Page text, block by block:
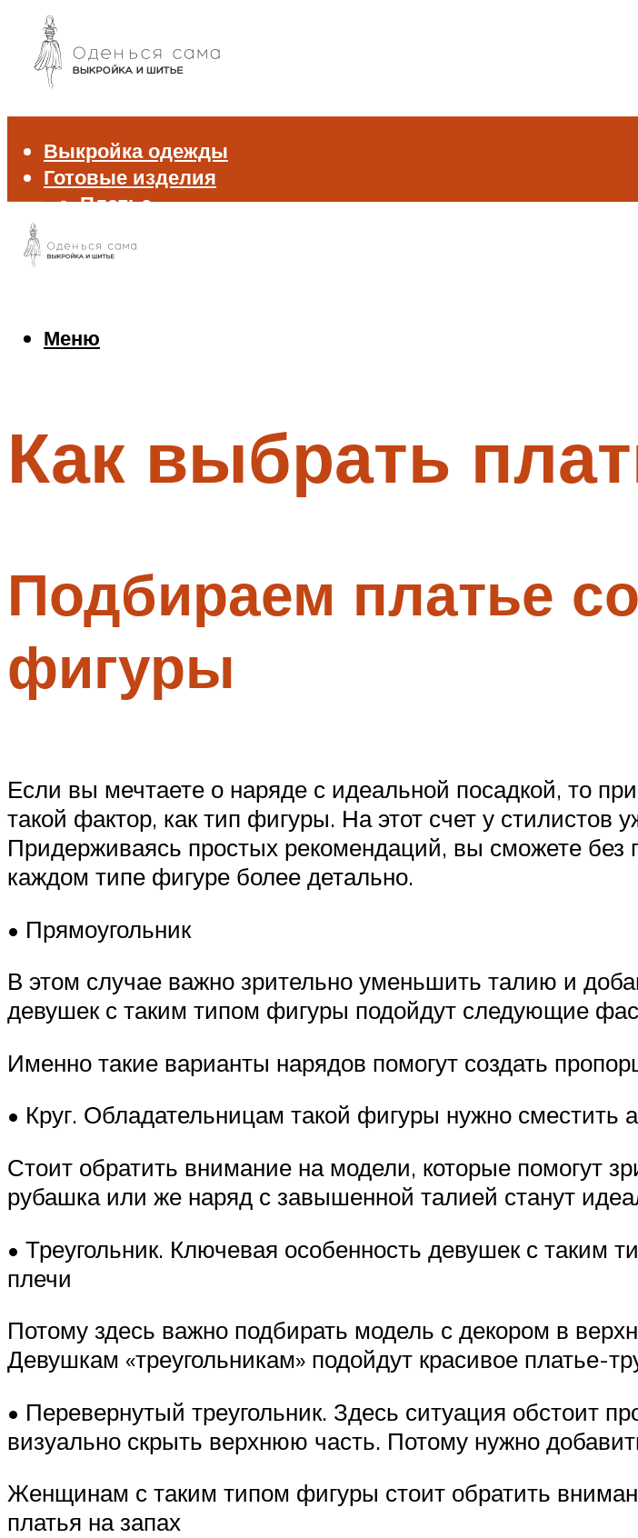
Выкройка одежды
Готовые изделия
Платье
Блуза и рубашка
Джемпер и свитер
Меню
Меню
Как выбрать
Подбираем платье
фигуры
Если вы мечтаете о наряде с идеальной посадкой, то
такой фактор, как тип фигуры. На этот счет у стилистов
Придерживаясь простых рекомендаций, вы сможете
каждом типе фигуре более детально.
• Прямоугольник
В этом случае важно зрительно уменьшить талию и
девушек с таким типом фигуры подойдут следующие
Именно такие варианты нарядов помогут создать
• Круг. Обладательницам такой фигуры нужно сместить
Стоит обратить внимание на модели, которые помогут
рубашка или же наряд с завышенной талией станут
• Треугольник. Ключевая особенность девушек с таким
плечи
Потому здесь важно подбирать модель с декором в
Девушкам «треугольникам» подойдут красивое платье-
• Перевернутый треугольник. Здесь ситуация обстоит
визуально скрыть верхнюю часть. Потому нужно
Женщинам с таким типом фигуры стоит обратить
платья на запах